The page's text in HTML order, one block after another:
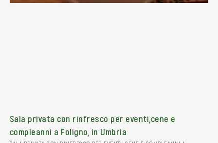
Sala privata con rinfresco per eventi,cene e
compleanni a Foligno, in Umbria